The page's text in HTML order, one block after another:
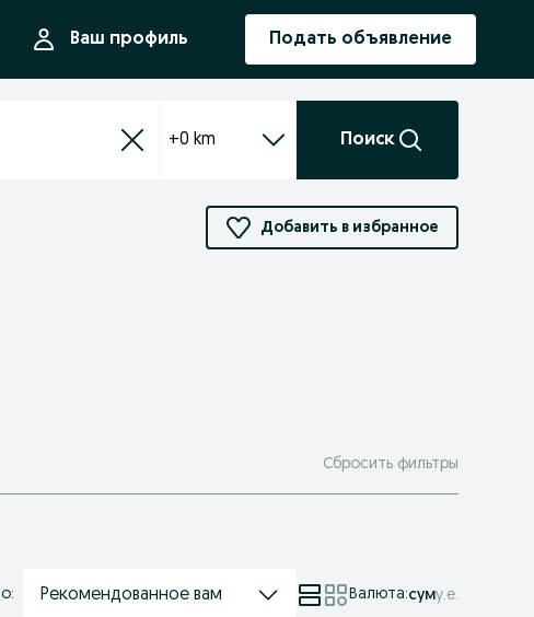
Ваш профиль Подать объявление
+0 km Поиск
Добавить в избранное
Сбросить фильтры
Рекомендованное вам Валюта:суму.е.